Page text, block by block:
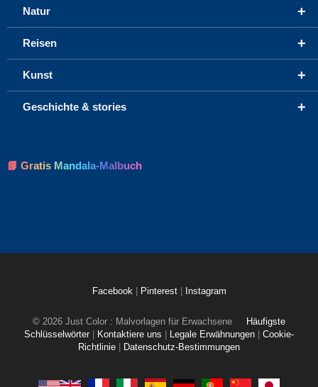
+
Natur
+
Reisen
+
Kunst
+
Geschichte & stories
📘 Gratis Mandala-Malbuch
Facebook Pinterest Instagram
© 2026 Just Color : Malvorlagen für Erwachsene
Häufigste
Schlüsselwörter
Kontaktiere uns Legale Erwähnungen
Cookie-
Richtlinie
Datenschutz-Bestimmungen